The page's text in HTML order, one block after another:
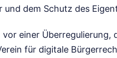
dem Schutz des
einer Überregulierung,
für digitale